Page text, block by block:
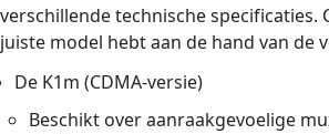
verschillende technische specificaties.
juiste model hebt aan de hand van de
De K1m (CDMA-versie)
Beschikt over aanraakgevoelige